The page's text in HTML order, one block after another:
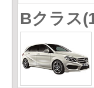
Bクラス